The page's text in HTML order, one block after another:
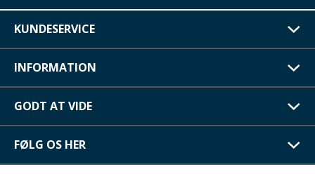
KUNDESERVICE
INFORMATION
GODT AT VIDE
FØLG OS HER